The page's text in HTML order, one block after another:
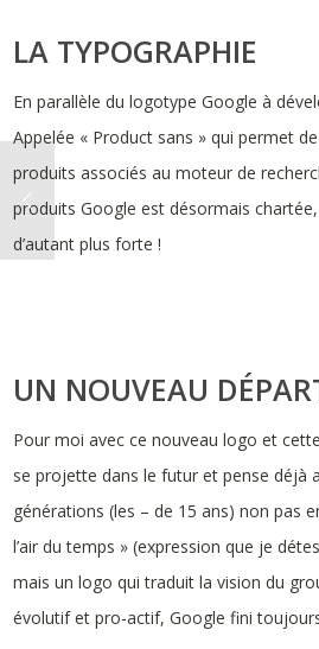
LA TYPOGRAPHIE
En parallèle du logotype Google à
Appelée « Product sans » qui permet
produits associés au moteur de
produits Google est désormais
d’autant plus forte !
UN NOUVEAU
Pour moi avec ce nouveau logo et
se projette dans le futur et pense déjà
générations (les – de 15 ans) non pas
l’air du temps » (expression que je
mais un logo qui traduit la vision du
évolutif et pro-actif, Google fini